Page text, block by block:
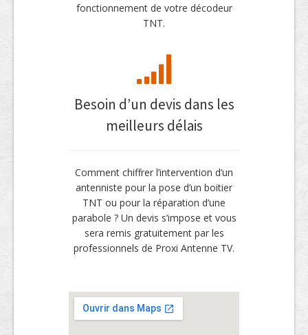
fonctionnement de votre décodeur
TNT.
Besoin d’un devis dans les
meilleurs délais
Comment chiffrer l’intervention d’un
antenniste pour la pose d’un boitier
TNT ou pour la réparation d’une
parabole ? Un devis s’impose et vous
sera remis gratuitement par les
professionnels de Proxi Antenne TV.